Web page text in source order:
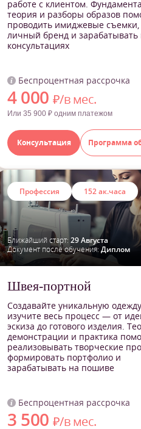
работе с клиентом.
теория и разборы образов
проводить имиджевые съемки,
личный бренд и зарабатывать
консультациях
Беспроцентная рассрочка
4 000₽/в мес.
Или 35 900 ₽ одним платежом
Консультация Программа
Профессия 152 ак.часа
Ближайший старт:29 Августа
Документ после обучения:Диплом
Швея-портной
Создавайте уникальную
изучите весь процесс — от
эскиза до готового изделия.
демонстрации и практика
реализовывать творческие
формировать портфолио и
зарабатывать на пошиве
Беспроцентная рассрочка
3 500₽/в мес.